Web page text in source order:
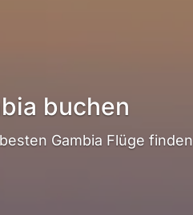
buchen
Gambia Flüge finden